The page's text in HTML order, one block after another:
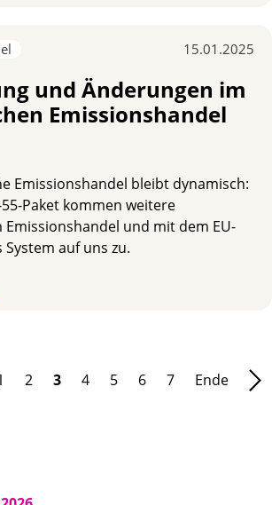
15.01.2025
und Änderungen im
Emissionshandel
Emissionshandel bleibt dynamisch:
Paket kommen weitere
und mit dem EU-
System auf uns zu.
2 3 4 5 6 7 Ende